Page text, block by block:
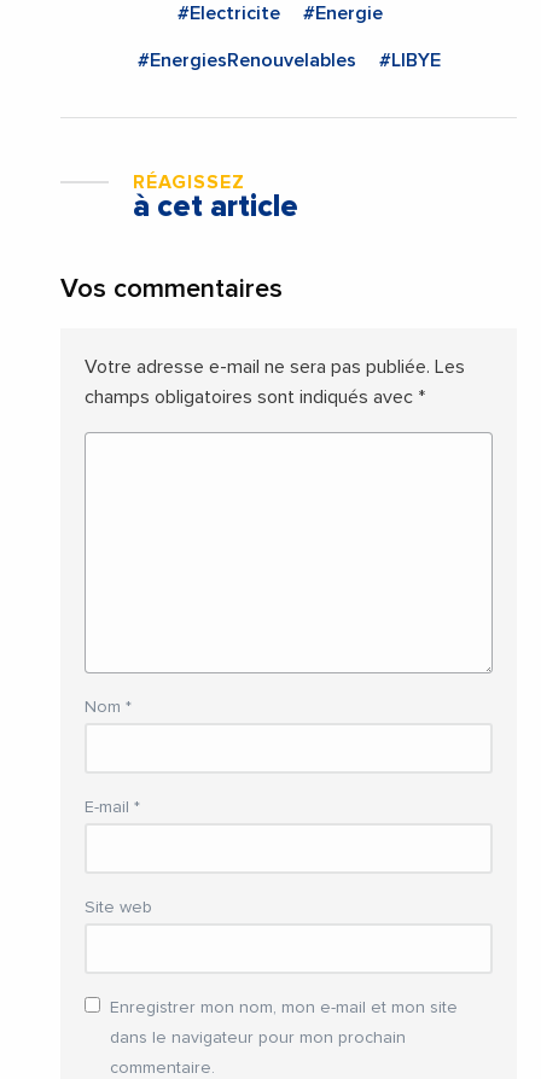
#Electricite #Energie
#EnergiesRenouvelables #LIBYE
RÉAGISSEZ
à cet article
Vos commentaires
Votre adresse e-mail ne sera pas publiée. Les
champs obligatoires sont indiqués avec *
Nom *
E-mail *
Site web
Enregistrer mon nom, mon e-mail et mon site
dans le navigateur pour mon prochain
commentaire.